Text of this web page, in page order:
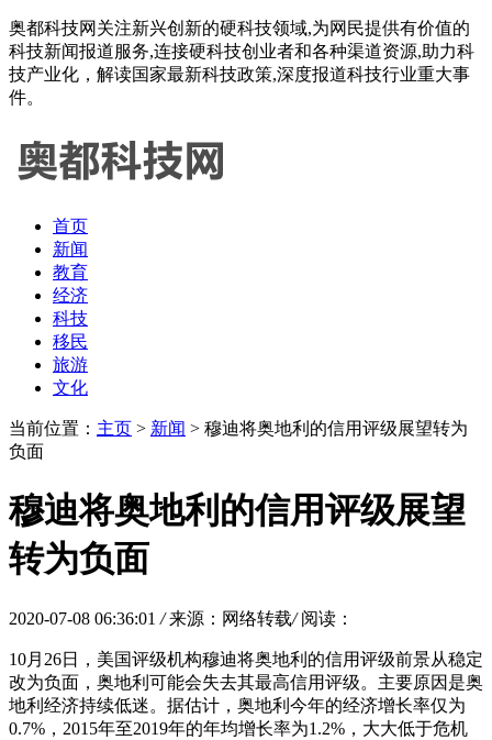
奥都科技网关注新兴创新的硬科技领域,为网民提供有价值的
科技新闻报道服务,连接硬科技创业者和各种渠道资源,助力科
技产业化，解读国家最新科技政策,深度报道科技行业重大事
件。
首页
新闻
教育
经济
科技
移民
旅游
文化
当前位置： 主页 > 新闻 > 穆迪将奥地利的信用评级展望转为
负面
穆迪将奥地利的信用评级展望
转为负面
2020-07-08 06:36:01 / 来源：网络转载/ 阅读：
10月26日，美国评级机构穆迪将奥地利的信用评级前景从稳定
改为负面，奥地利可能会失去其最高信用评级。主要原因是奥
地利经济持续低迷。据估计，奥地利今年的经济增长率仅为
0.7%，2015年至2019年的年均增长率为1.2%，大大低于危机